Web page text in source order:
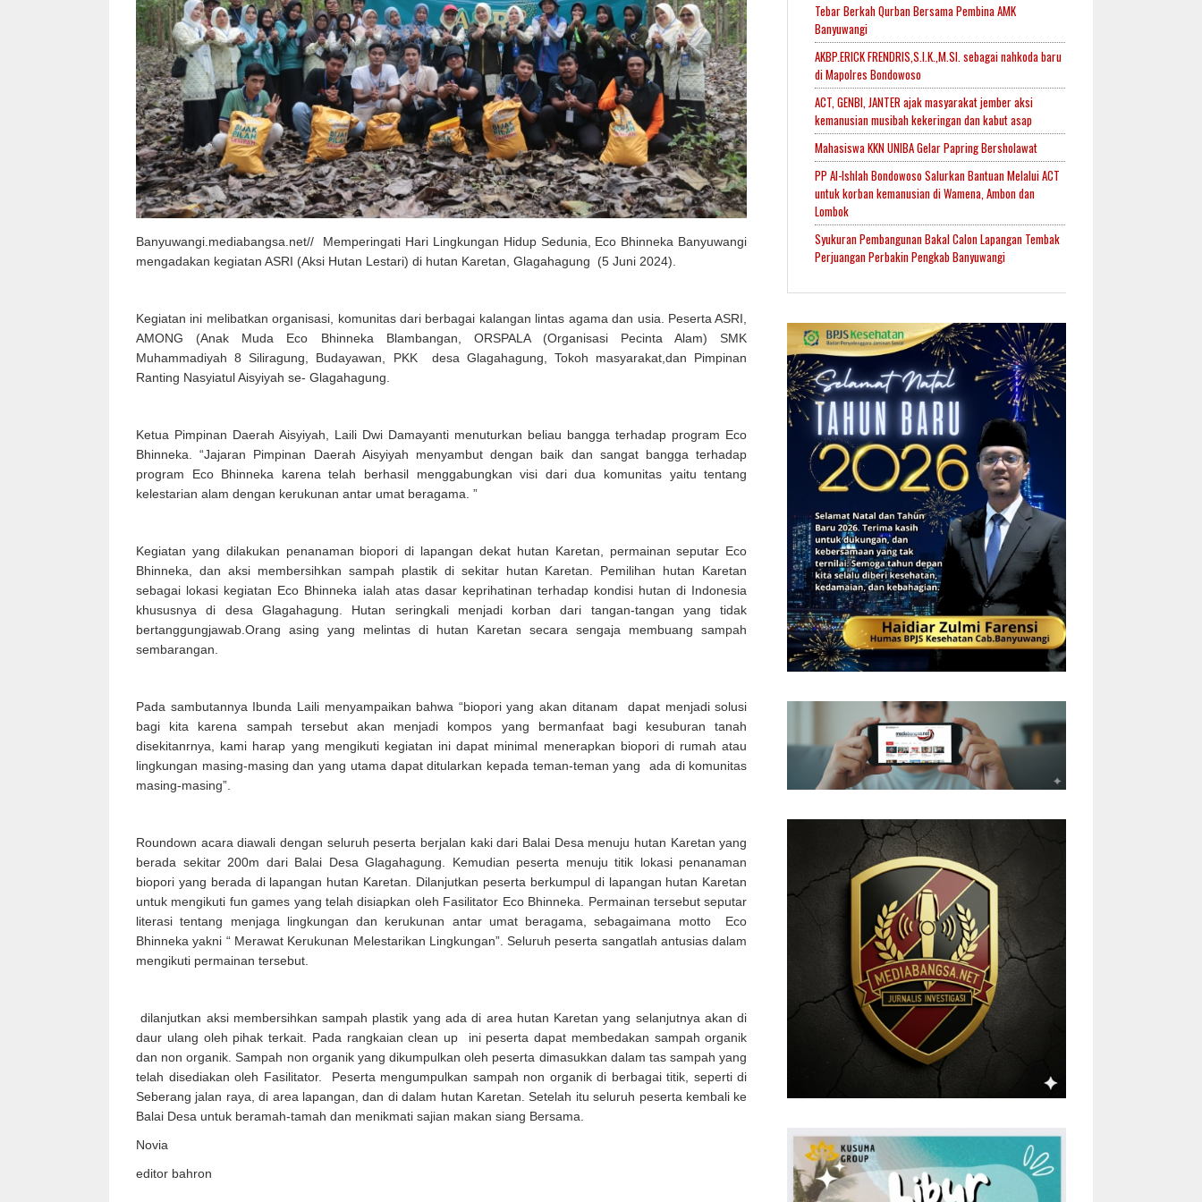
Banyuwangi.mediabangsa.net// Memperingati Hari Lingkungan Hidup Sedunia, Eco Bhinneka Banyuwangi
mengadakan kegiatan ASRI (Aksi Hutan Lestari) di hutan Karetan, Glagahagung (5 Juni 2024).
Kegiatan ini melibatkan organisasi, komunitas dari berbagai kalangan lintas agama dan usia. Peserta ASRI,
AMONG (Anak Muda Eco Bhinneka Blambangan, ORSPALA (Organisasi Pecinta Alam) SMK
Muhammadiyah 8 Siliragung, Budayawan, PKK desa Glagahagung, Tokoh masyarakat,dan Pimpinan
Ranting Nasyiatul Aisyiyah se- Glagahagung.
Ketua Pimpinan Daerah Aisyiyah, Laili Dwi Damayanti menuturkan beliau bangga terhadap program Eco
Bhinneka. “Jajaran Pimpinan Daerah Aisyiyah menyambut dengan baik dan sangat bangga terhadap
program Eco Bhinneka karena telah berhasil menggabungkan visi dari dua komunitas yaitu tentang
kelestarian alam dengan kerukunan antar umat beragama. ”
Kegiatan yang dilakukan penanaman biopori di lapangan dekat hutan Karetan, permainan seputar Eco
Bhinneka, dan aksi membersihkan sampah plastik di sekitar hutan Karetan. Pemilihan hutan Karetan
sebagai lokasi kegiatan Eco Bhinneka ialah atas dasar keprihatinan terhadap kondisi hutan di Indonesia
khususnya di desa Glagahagung. Hutan seringkali menjadi korban dari tangan-tangan yang tidak
bertanggungjawab.Orang asing yang melintas di hutan Karetan secara sengaja membuang sampah
sembarangan.
Pada sambutannya Ibunda Laili menyampaikan bahwa “biopori yang akan ditanam dapat menjadi solusi
bagi kita karena sampah tersebut akan menjadi kompos yang bermanfaat bagi kesuburan tanah
disekitanrnya, kami harap yang mengikuti kegiatan ini dapat minimal menerapkan biopori di rumah atau
lingkungan masing-masing dan yang utama dapat ditularkan kepada teman-teman yang ada di komunitas
masing-masing”.
Roundown acara diawali dengan seluruh peserta berjalan kaki dari Balai Desa menuju hutan Karetan yang
berada sekitar 200m dari Balai Desa Glagahagung. Kemudian peserta menuju titik lokasi penanaman
biopori yang berada di lapangan hutan Karetan. Dilanjutkan peserta berkumpul di lapangan hutan Karetan
untuk mengikuti fun games yang telah disiapkan oleh Fasilitator Eco Bhinneka. Permainan tersebut seputar
literasi tentang menjaga lingkungan dan kerukunan antar umat beragama, sebagaimana motto Eco
Bhinneka yakni “ Merawat Kerukunan Melestarikan Lingkungan”. Seluruh peserta sangatlah antusias dalam
mengikuti permainan tersebut.
dilanjutkan aksi membersihkan sampah plastik yang ada di area hutan Karetan yang selanjutnya akan di
daur ulang oleh pihak terkait. Pada rangkaian clean up ini peserta dapat membedakan sampah organik
dan non organik. Sampah non organik yang dikumpulkan oleh peserta dimasukkan dalam tas sampah yang
telah disediakan oleh Fasilitator. Peserta mengumpulkan sampah non organik di berbagai titik, seperti di
Seberang jalan raya, di area lapangan, dan di dalam hutan Karetan. Setelah itu seluruh peserta kembali ke
Balai Desa untuk beramah-tamah dan menikmati sajian makan siang Bersama.
Novia
editor bahron
Tebar Berkah Qurban Bersama Pembina AMK
Banyuwangi
AKBP.ERICK FRENDRIS,S.I.K.,M.SI. sebagai nahkoda baru
di Mapolres Bondowoso
ACT, GENBI, JANTER ajak masyarakat jember aksi
kemanusian musibah kekeringan dan kabut asap
Mahasiswa KKN UNIBA Gelar Papring Bersholawat
PP Al-Ishlah Bondowoso Salurkan Bantuan Melalui ACT
untuk korban kemanusian di Wamena, Ambon dan
Lombok
Syukuran Pembangunan Bakal Calon Lapangan Tembak
Perjuangan Perbakin Pengkab Banyuwangi